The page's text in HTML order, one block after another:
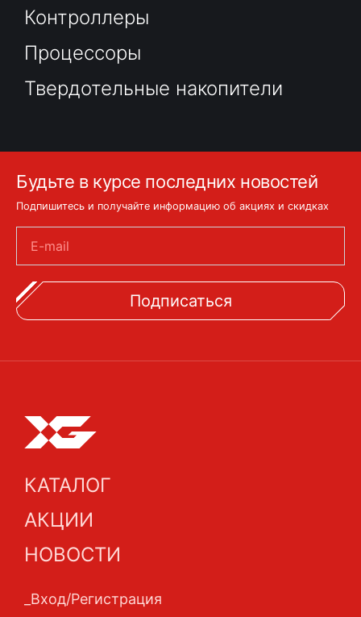
Контроллеры
Процессоры
Твердотельные накопители
Будьте в курсе последних новостей
Подпишитесь и получайте информацию об акциях и скидках
E-mail
Подписаться
КАТАЛОГ
АКЦИИ
НОВОСТИ
Вход/Регистрация